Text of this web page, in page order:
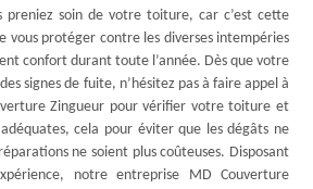
preniez soin de votre toiture, car c’est cette
vous protéger contre les diverses intempéries
confort durant toute l’année. Dès que votre
signes de fuite, n’hésitez pas à faire appel à
Zingueur pour vérifier votre toiture et
cela pour éviter que les dégâts ne
ne soient plus coûteuses. Disposant
notre entreprise MD Couverture